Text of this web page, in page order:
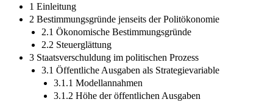
1 Einleitung
2 Bestimmungsgründe jenseits der Politökonomie
2.1 Ökonomische Bestimmungsgründe
2.2 Steuerglättung
3 Staatsverschuldung im politischen Prozess
3.1 Öffentliche Ausgaben als Strategievariable
3.1.1 Modellannahmen
3.1.2 Höhe der öffentlichen Ausgaben